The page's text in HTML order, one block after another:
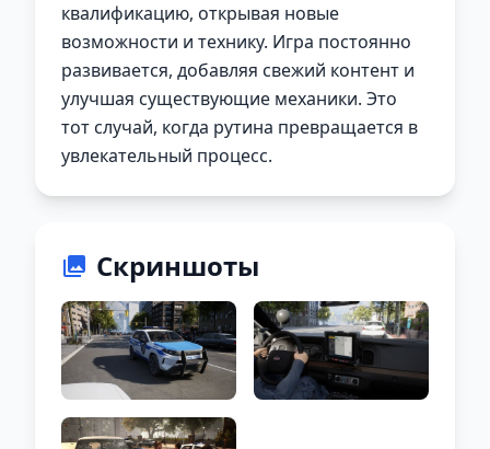
квалификацию, открывая новые
возможности и технику. Игра постоянно
развивается, добавляя свежий контент и
улучшая существующие механики. Это
тот случай, когда рутина превращается в
увлекательный процесс.
Скриншоты